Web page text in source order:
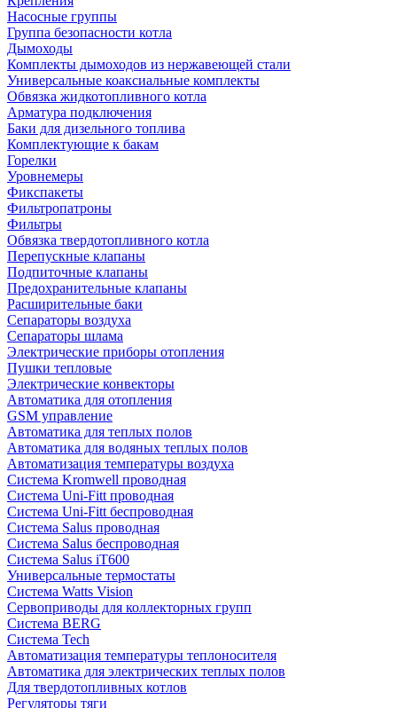
Насосные группы
Группа безопасности котла
Дымоходы
Комплекты дымоходов из нержавеющей стали
Универсальные коаксиальные комплекты
Обвязка жидкотопливного котла
Арматура подключения
Баки для дизельного топлива
Комплектующие к бакам
Горелки
Уровнемеры
Фикспакеты
Фильтропатроны
Фильтры
Обвязка твердотопливного котла
Перепускные клапаны
Подпиточные клапаны
Предохранительные клапаны
Расширительные баки
Сепараторы воздуха
Сепараторы шлама
Электрические приборы отопления
Пушки тепловые
Электрические конвекторы
Автоматика для отопления
GSM управление
Автоматика для теплых полов
Автоматика для водяных теплых полов
Автоматизация температуры воздуха
Система Kromwell проводная
Система Uni-Fitt проводная
Система Uni-Fitt беспроводная
Система Salus проводная
Система Salus беспроводная
Система Salus iT600
Универсальные термостаты
Система Watts Vision
Сервоприводы для коллекторных групп
Система BERG
Система Tech
Автоматизация температуры теплоносителя
Автоматика для электрических теплых полов
Для твердотопливных котлов
Регуляторы тяги